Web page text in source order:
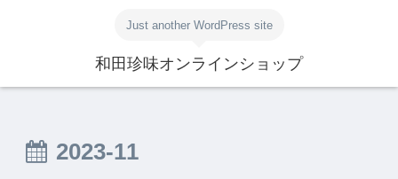
Just another WordPress site
和田珍味オンラインショップ
2023-11